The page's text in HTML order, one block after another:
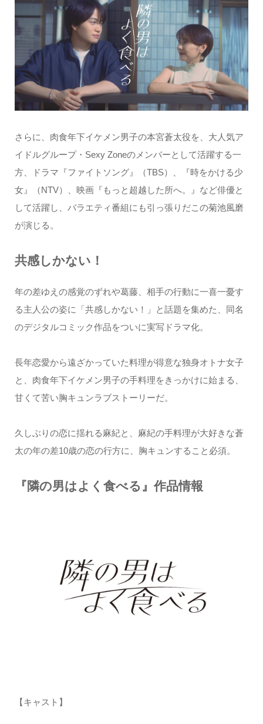
さらに、肉食年下イケメン男子の本宮蒼太役を、大人気ア
イドルグループ・Sexy Zoneのメンバーとして活躍する一
方、ドラマ『ファイトソング』（TBS）、『時をかける少
女』（NTV）、映画『もっと超越した所へ。』など俳優と
して活躍し、バラエティ番組にも引っ張りだこの菊池風磨
が演じる。
共感しかない！
年の差ゆえの感覚のずれや葛藤、相手の行動に一喜一憂す
る主人公の姿に「共感しかない！」と話題を集めた、同名
のデジタルコミック作品をついに実写ドラマ化。
長年恋愛から遠ざかっていた料理が得意な独身オトナ女子
と、肉食年下イケメン男子の手料理をきっかけに始まる、
甘くて苦い胸キュンラブストーリーだ。
久しぶりの恋に揺れる麻紀と、麻紀の手料理が大好きな蒼
太の年の差10歳の恋の行方に、胸キュンすること必須。
『隣の男はよく食べる』作品情報
【キャスト】